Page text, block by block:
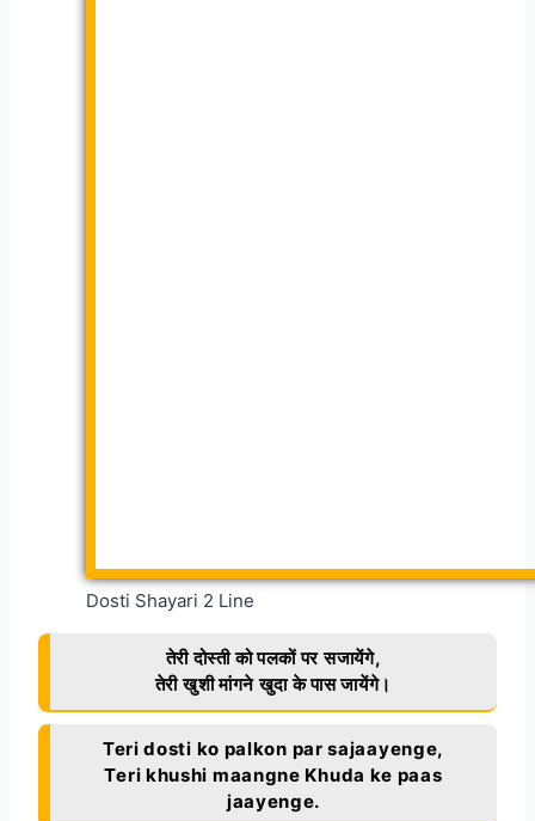
Dosti Shayari 2 Line
तेरी दोस्ती को पलकों पर सजायेंगे,
तेरी खुशी मांगने खुदा के पास जायेंगे।
Teri dosti ko palkon par sajaayenge,
Teri khushi maangne Khuda ke paas
jaayenge.